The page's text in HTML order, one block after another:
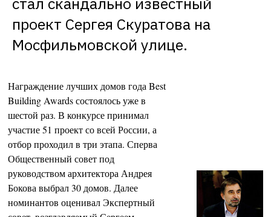
проект Сергея Скуратова на
Мосфильмовской улице.
Награждение лучших домов года Best
Building Awards состоялось уже в
шестой раз. В конкурсе принимал
участие 51 проект со всей России, а
отбор проходил в три этапа. Сперва
Общественный совет под
руководством архитектора Андрея
Бокова выбрал 30 домов. Далее
номинантов оценивал Экспертный